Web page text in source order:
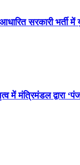
सरकारी भर्ती में
में मंत्रिमंडल द्वारा